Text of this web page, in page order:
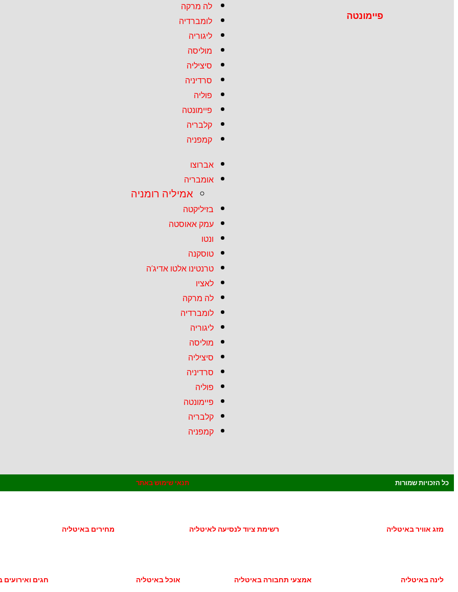
פיימונטה
לה מרקה
לומברדיה
ליגוריה
מוליסה
סיציליה
סרדיניה
פוליה
פיימונטה
קלבריה
קמפניה
אברוצו
אומבריה
אמיליה רומניה
בזיליקטה
עמק אאוסטה
ונטו
טוסקנה
טרנטינו אלטו אדיג’ה
לאציו
לה מרקה
לומברדיה
ליגוריה
מוליסה
סיציליה
סרדיניה
פוליה
פיימונטה
קלבריה
קמפניה
כל הזכויות שמורות תנאי שימוש באתר
מזג אוויר באיטליה רשימת ציוד לנסיעה לאיטליה מחירים באיטליה
לינה באיטליה אמצעי תחבורה באיטליה אוכל באיטליה חגים ואירועים